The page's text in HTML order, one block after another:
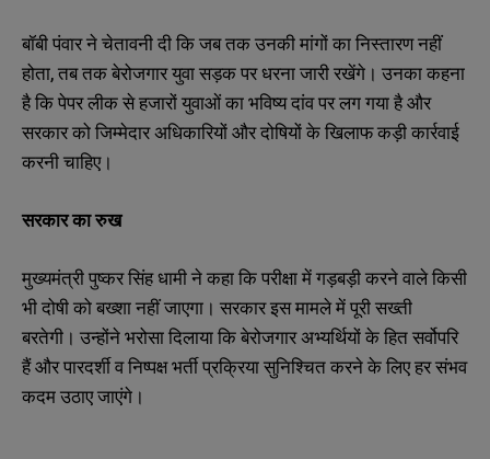
बॉबी पंवार ने चेतावनी दी कि जब तक उनकी मांगों का निस्तारण नहीं
होता, तब तक बेरोजगार युवा सड़क पर धरना जारी रखेंगे। उनका कहना
है कि पेपर लीक से हजारों युवाओं का भविष्य दांव पर लग गया है और
सरकार को जिम्मेदार अधिकारियों और दोषियों के खिलाफ कड़ी कार्रवाई
करनी चाहिए।
सरकार का रुख
मुख्यमंत्री पुष्कर सिंह धामी ने कहा कि परीक्षा में गड़बड़ी करने वाले किसी
भी दोषी को बख्शा नहीं जाएगा। सरकार इस मामले में पूरी सख्ती
बरतेगी। उन्होंने भरोसा दिलाया कि बेरोजगार अभ्यर्थियों के हित सर्वोपरि
हैं और पारदर्शी व निष्पक्ष भर्ती प्रक्रिया सुनिश्चित करने के लिए हर संभव
कदम उठाए जाएंगे।